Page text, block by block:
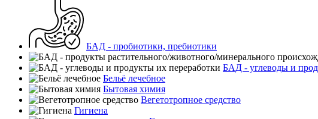
БАД - пробиотики, пребиотики
БАД - углеводы и
Бельё лечебное
Бытовая химия
Вегетотропное средство
Гигиена